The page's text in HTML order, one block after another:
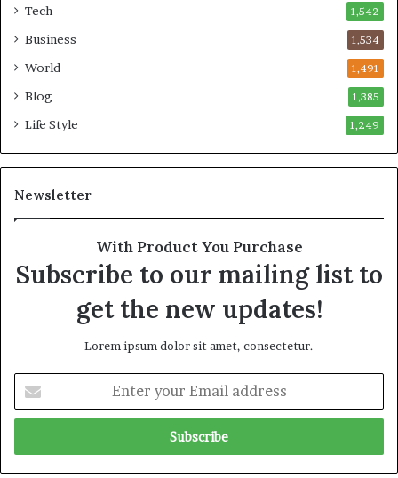
Tech 1,542
Business 1,534
World 1,491
Blog 1,385
Life Style 1,249
Newsletter
With Product You Purchase
Subscribe to our mailing list to
get the new updates!
Lorem ipsum dolor sit amet, consectetur.
t
r
y